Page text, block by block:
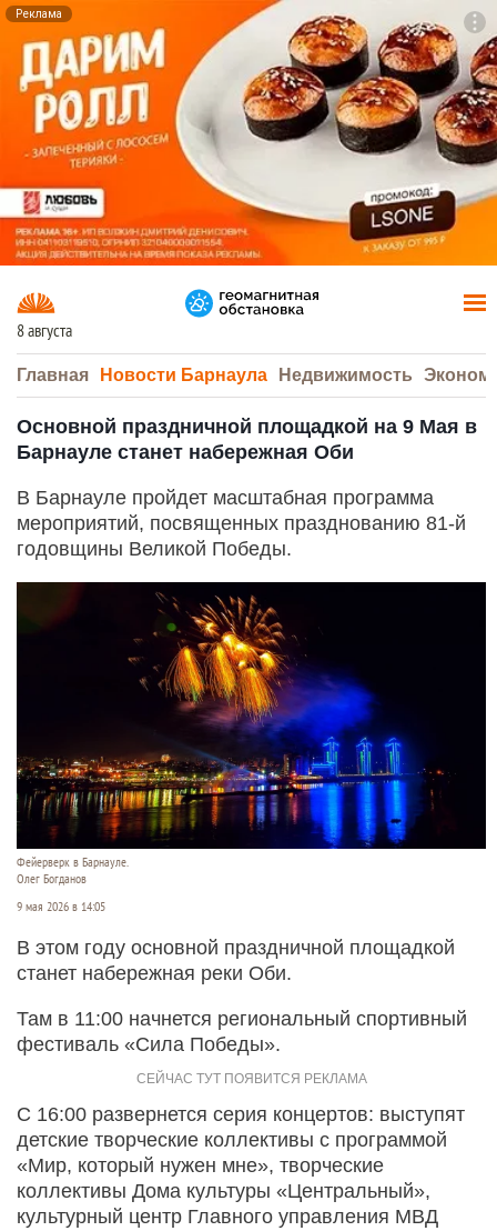
Реклама
8 августа
Главная Новости Барнаула Недвижимость
Основной праздничной площадкой на 9 Мая в
Барнауле станет набережная Оби
В Барнауле пройдет масштабная программа
мероприятий, посвященных празднованию 81-й
годовщины Великой Победы.
Фейерверк в Барнауле.
Олег Богданов
9 мая 2026 в 14:05
В этом году основной праздничной площадкой
станет набережная реки Оби.
Там в 11:00 начнется региональный спортивный
фестиваль «Сила Победы».
С 16:00 развернется серия концертов: выступят
детские творческие коллективы с программой
«Мир, который нужен мне», творческие
коллективы Дома культуры «Центральный»,
культурный центр Главного управления МВД